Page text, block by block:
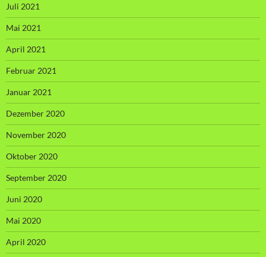
Juli 2021
Mai 2021
April 2021
Februar 2021
Januar 2021
Dezember 2020
November 2020
Oktober 2020
September 2020
Juni 2020
Mai 2020
April 2020